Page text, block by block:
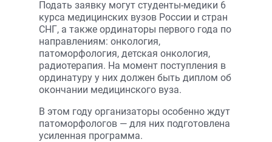
Подать заявку могут студенты-медики 6
курса медицинских вузов России и стран
СНГ, а также ординаторы первого года по
направлениям: онкология,
патоморфология, детская онкология,
радиотерапия. На момент поступления в
ординатуру у них должен быть диплом об
окончании медицинского вуза.
В этом году организаторы особенно ждут
патоморфологов — для них подготовлена
усиленная программа.